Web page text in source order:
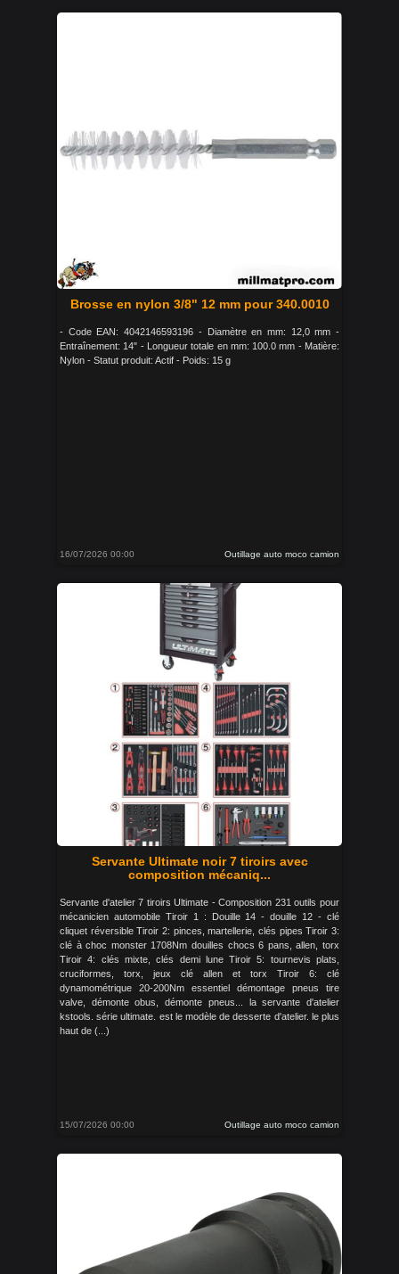
Brosse en nylon 3/8" 12 mm pour 340.0010
- Code EAN: 4042146593196 - Diamètre en mm: 12,0 mm -
Entraînement: 14" - Longueur totale en mm: 100.0 mm - Matière:
Nylon - Statut produit: Actif - Poids: 15 g
16/07/2026 00:00 Outillage auto moco camion
Servante Ultimate noir 7 tiroirs avec
composition mécaniq...
Servante d'atelier 7 tiroirs Ultimate - Composition 231 outils pour
mécanicien automobile Tiroir 1 : Douille 14 - douille 12 - clé
cliquet réversible Tiroir 2: pinces, martellerie, clés pipes Tiroir 3:
clé à choc monster 1708Nm douilles chocs 6 pans, allen, torx
Tiroir 4: clés mixte, clés demi lune Tiroir 5: tournevis plats,
cruciformes, torx, jeux clé allen et torx Tiroir 6: clé
dynamométrique 20-200Nm essentiel démontage pneus tire
valve, démonte obus, démonte pneus... la servante d'atelier
kstools. série ultimate. est le modèle de desserte d'atelier. le plus
haut de (...)
15/07/2026 00:00 Outillage auto moco camion